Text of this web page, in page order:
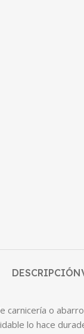
DESCRIPCIÓN
o
lo hace